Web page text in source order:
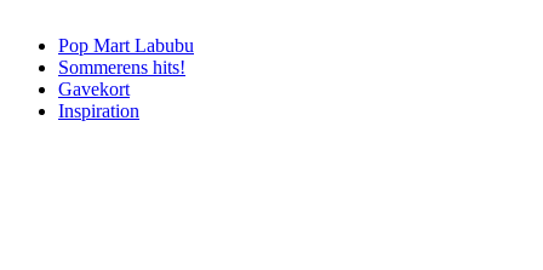
Pop Mart Labubu
Sommerens hits!
Gavekort
Inspiration